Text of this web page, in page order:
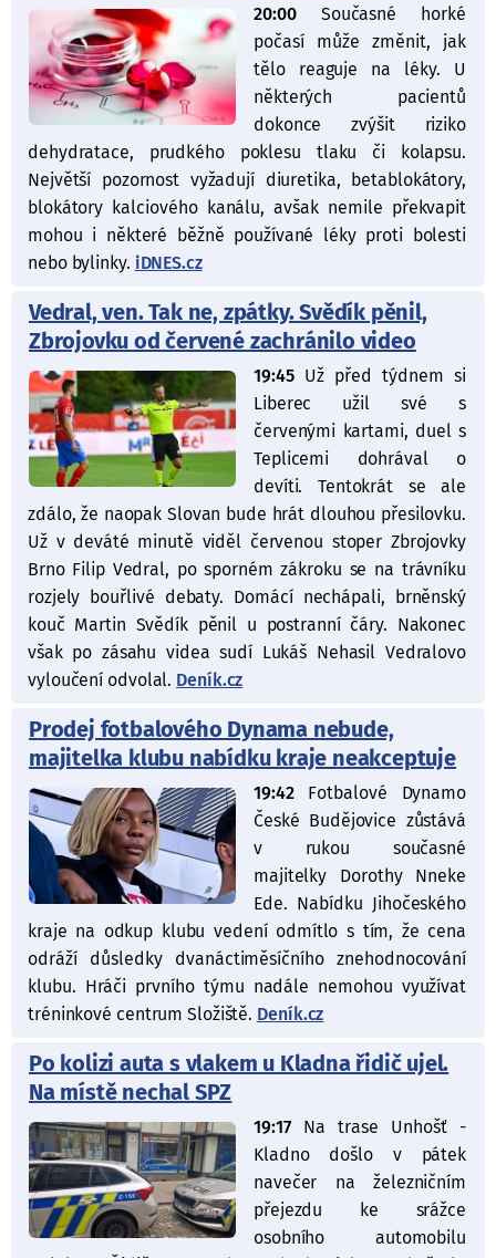
20:00Současné horké
počasí může změnit, jak
tělo reaguje na léky. U
některých pacientů
dokonce zvýšit riziko
dehydratace, prudkého poklesu tlaku či kolapsu.
Největší pozornost vyžadují diuretika, betablokátory,
blokátory kalciového kanálu, avšak nemile překvapit
mohou i některé běžně používané léky proti bolesti
nebo bylinky.iDNES.cz
Vedral, ven. Tak ne, zpátky. Svědík pěnil,
Zbrojovku od červené zachránilo video
19:45Už před týdnem si
Liberec užil své s
červenými kartami, duel s
Teplicemi dohrával o
devíti. Tentokrát se ale
zdálo, že naopak Slovan bude hrát dlouhou přesilovku.
Už v deváté minutě viděl červenou stoper Zbrojovky
Brno Filip Vedral, po sporném zákroku se na trávníku
rozjely bouřlivé debaty. Domácí nechápali, brněnský
kouč Martin Svědík pěnil u postranní čáry. Nakonec
však po zásahu videa sudí Lukáš Nehasil Vedralovo
vyloučení odvolal.Deník.cz
Prodej fotbalového Dynama nebude,
majitelka klubu nabídku kraje neakceptuje
19:42Fotbalové Dynamo
České Budějovice zůstává
v rukou současné
majitelky Dorothy Nneke
Ede. Nabídku Jihočeského
kraje na odkup klubu vedení odmítlo s tím, že cena
odráží důsledky dvanáctiměsíčního znehodnocování
klubu. Hráči prvního týmu nadále nemohou využívat
tréninkové centrum Složiště.Deník.cz
Po kolizi auta s vlakem u Kladna řidič ujel.
Na místě nechal SPZ
19:17Na trase Unhošť -
Kladno došlo v pátek
navečer na železničním
přejezdu ke srážce
osobního automobilu